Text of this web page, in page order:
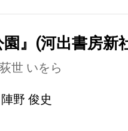
園』(河出書房新
世 いをら
陣野 俊史